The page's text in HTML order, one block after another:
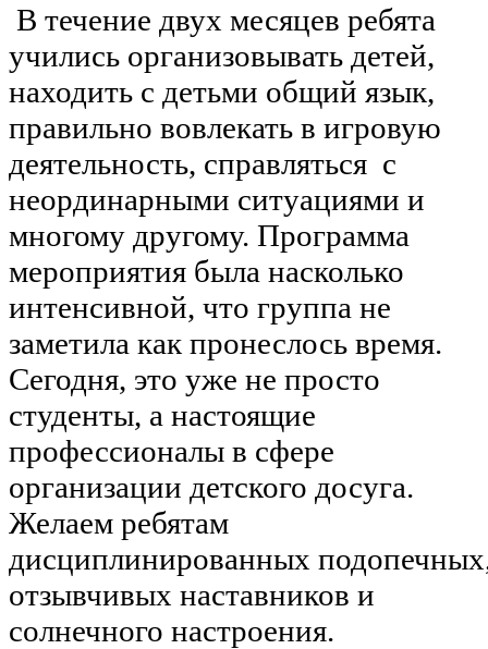
В течение двух месяцев ребята
учились организовывать детей,
находить с детьми общий язык,
правильно вовлекать в игровую
деятельность, справляться с
неординарными ситуациями и
многому другому. Программа
мероприятия была насколько
интенсивной, что группа не
заметила как пронеслось время.
Сегодня, это уже не просто
студенты, а настоящие
профессионалы в сфере
организации детского досуга.
Желаем ребятам
дисциплинированных
отзывчивых наставников и
солнечного настроения.